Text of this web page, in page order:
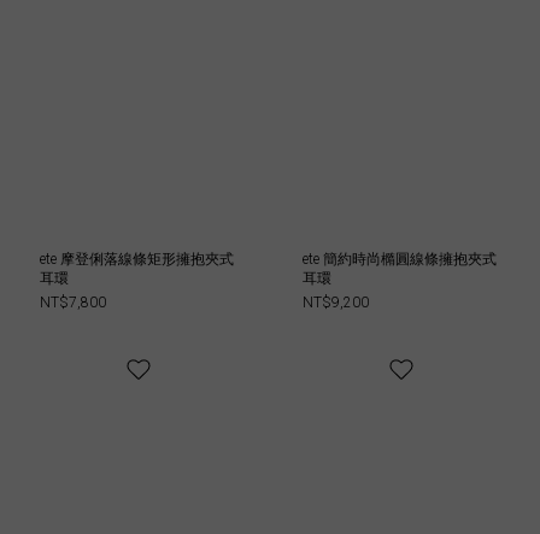
ete 摩登俐落線條矩形擁抱夾式
耳環
NT$7,800
ete 簡約時尚橢圓線條擁抱夾式
耳環
NT$9,200